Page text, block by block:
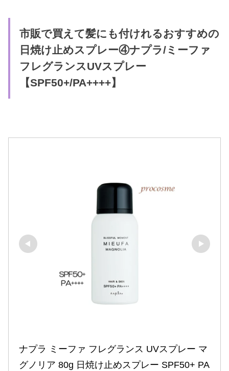
市販で買えて髪にも付けれるおすすめの
日焼け止めスプレー④ナプラ/ミーファ
フレグランスUVスプレー
【SPF50+/PA++++】
ナプラ ミーファ フレグランス UVスプレー マ
グノリア 80g 日焼け止めスプレー SPF50+ PA